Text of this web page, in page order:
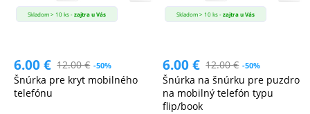
Skladom > 10 ks -zajtra u Vás
6.00€ 12.00€ -50%
Šnúrka pre kryt mobilného
telefónu
Skladom > 10 ks -zajtra u Vás
6.00€ 12.00€ -50%
Šnúrka na šnúrku pre puzdro
na mobilný telefón typu
flip/book